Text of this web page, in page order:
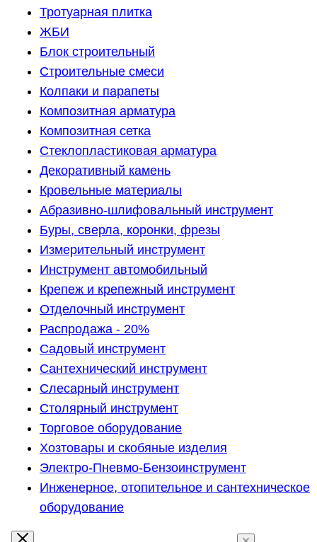
Тротуарная плитка
ЖБИ
Блок строительный
Строительные смеси
Колпаки и парапеты
Композитная арматура
Композитная сетка
Стеклопластиковая арматура
Декоративный камень
Кровельные материалы
Абразивно-шлифовальный инструмент
Буры, сверла, коронки, фрезы
Измерительный инструмент
Инструмент автомобильный
Крепеж и крепежный инструмент
Отделочный инструмент
Распродажа - 20%
Садовый инструмент
Сантехнический инструмент
Слесарный инструмент
Столярный инструмент
Торговое оборудование
Хозтовары и скобяные изделия
Электро-Пневмо-Бензоинструмент
Инженерное, отопительное и сантехническое
оборудование